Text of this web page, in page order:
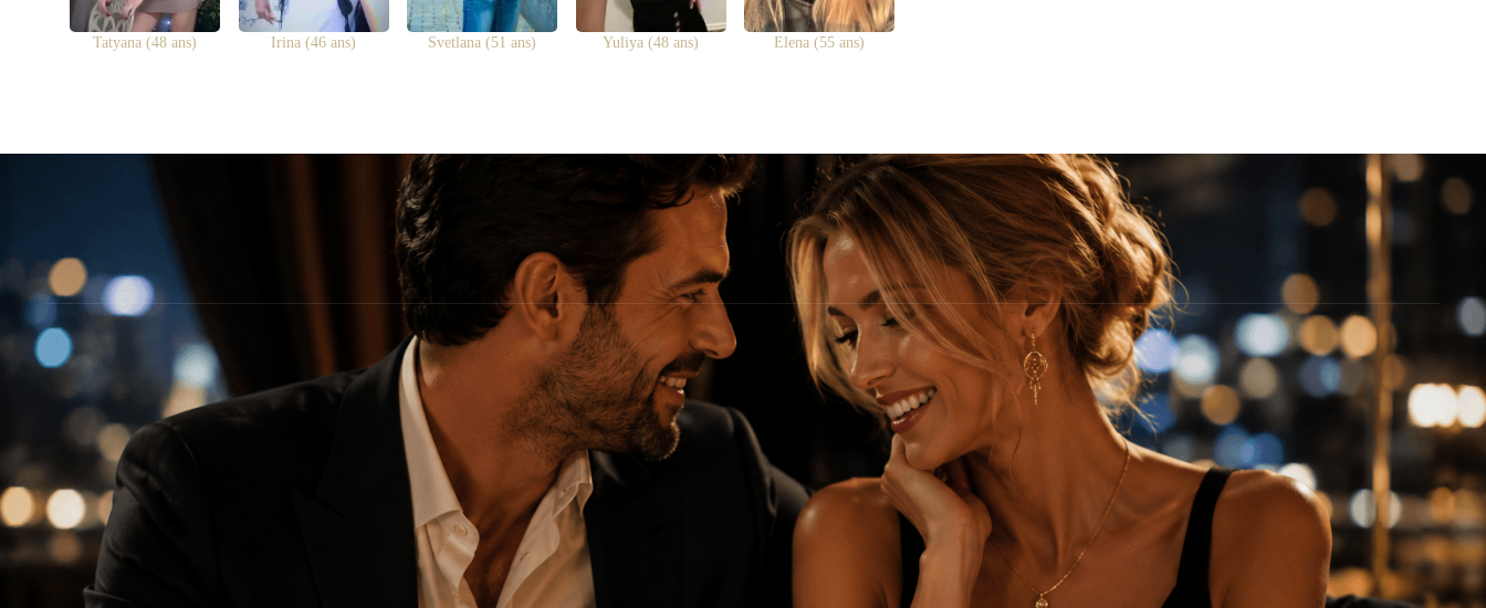
Tatyana (48 ans) Irina (46 ans) Svetlana (51 ans) Yuliya (48 ans) Elena (55 ans)